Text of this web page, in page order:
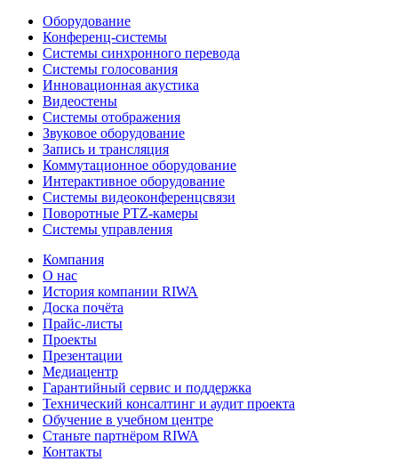
Оборудование
Конференц-системы
Системы синхронного перевода
Системы голосования
Инновационная акустика
Видеостены
Системы отображения
Звуковое оборудование
Запись и трансляция
Коммутационное оборудование
Интерактивное оборудование
Системы видеоконференцсвязи
Поворотные PTZ-камеры
Системы управления
Компания
О нас
История компании RIWA
Доска почёта
Прайс-листы
Проекты
Презентации
Медиацентр
Гарантийный сервис и поддержка
Технический консалтинг и аудит проекта
Обучение в учебном центре
Станьте партнёром RIWA
Контакты